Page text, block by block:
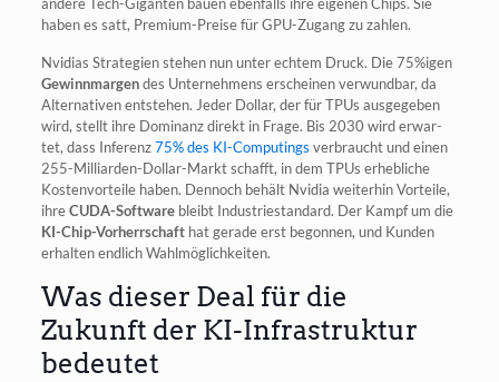
haben es satt, Pre­mi­um-Prei­se für GPU-Zugang zu zahlen.
Nvi­di­as Stra­te­gien ste­hen nun unter ech­tem Druck. Die 75%igen
Gewinn­mar­gendes Unter­neh­mens erschei­nen ver­wund­bar, da
Alter­na­ti­ven ent­ste­hen. Jeder Dol­lar, der für TPUs aus­ge­ge­ben
wird, stellt ihre Domi­nanz direkt in Fra­ge. Bis 2030 wird erwar­
tet, dass Infe­renz75% des KI-Com­pu­tings ver­braucht und einen
255-Mil­li­ar­den-Dol­lar-Markt schafft, in dem TPUs erheb­li­che
Kos­ten­vor­tei­le haben. Den­noch behält Nvi­dia wei­ter­hin Vor­tei­le,
ihreCUDA-Soft­warebleibt Indus­trie­stan­dard. Der Kampf um die
KI-Chip-Vor­herr­schafthat gera­de erst begon­nen, und Kun­den
erhal­ten end­lich Wahlmöglichkeiten.
Was dieser Deal für die
Zukunft der KI-Infrastruktur
bedeutet